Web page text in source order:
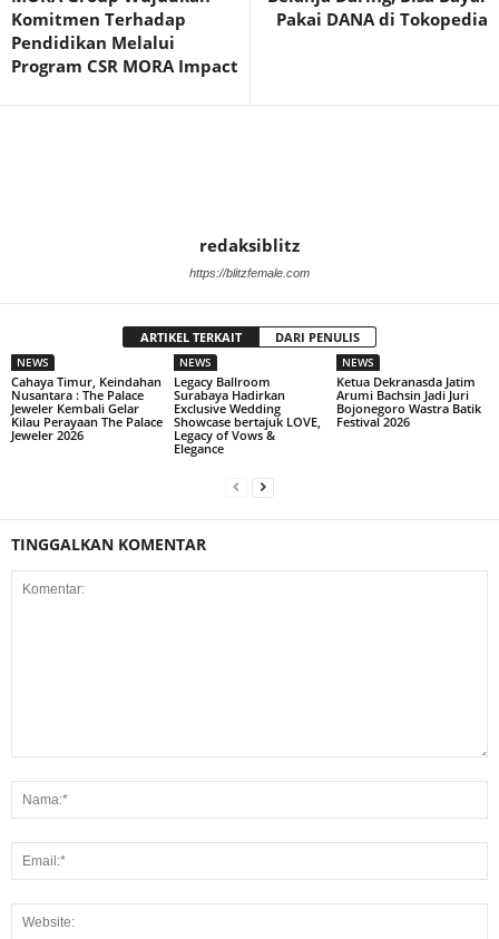
Komitmen Terhadap
Pendidikan Melalui
Program CSR MORA Impact
Pakai DANA di Tokopedia
redaksiblitz
https://blitzfemale.com
ARTIKEL TERKAIT DARI PENULIS
NEWS
Cahaya Timur, Keindahan
Nusantara : The Palace
Jeweler Kembali Gelar
Kilau Perayaan The Palace
Jeweler 2026
NEWS
Legacy Ballroom
Surabaya Hadirkan
Exclusive Wedding
Showcase bertajuk LOVE,
Legacy of Vows &
Elegance
NEWS
Ketua Dekranasda Jatim
Arumi Bachsin Jadi Juri
Bojonegoro Wastra Batik
Festival 2026
TINGGALKAN KOMENTAR